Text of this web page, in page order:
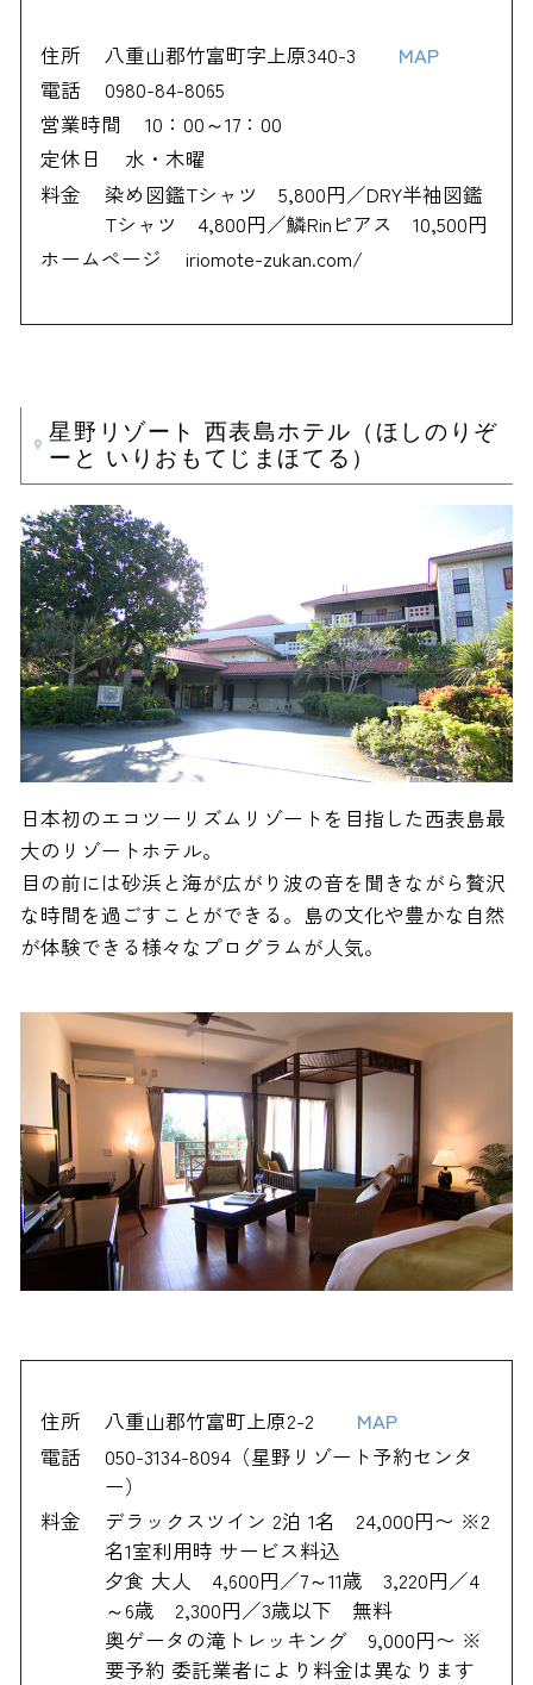
住所 八重山郡竹富町字上原340-3
MAP
電話
0980-84-8065
営業時間
10：00～17：00
定休日
水・木曜
料金
染め図鑑Tシャツ 5,800円／DRY半袖図鑑
Tシャツ 4,800円／鱗Rinピアス 10,500円
ホームページ
iriomote-zukan.com/
星野リゾート 西表島ホテル（ほしのりぞ
ーと いりおもてじまほてる）
日本初のエコツーリズムリゾートを目指した西表島最
大のリゾートホテル。
目の前には砂浜と海が広がり波の音を聞きながら贅沢
な時間を過ごすことができる。島の文化や豊かな自然
が体験できる様々なプログラムが人気。
住所 八重山郡竹富町上原2-2
MAP
電話
050-3134-8094（星野リゾート予約センタ
ー）
料金
デラックスツイン 2泊 1名 24,000円〜 ※2
名1室利用時 サービス料込
夕食 大人 4,600円／7～11歳 3,220円／4
～6歳 2,300円／3歳以下 無料
奥ゲータの滝トレッキング 9,000円〜 ※
要予約 委託業者により料金は異なります